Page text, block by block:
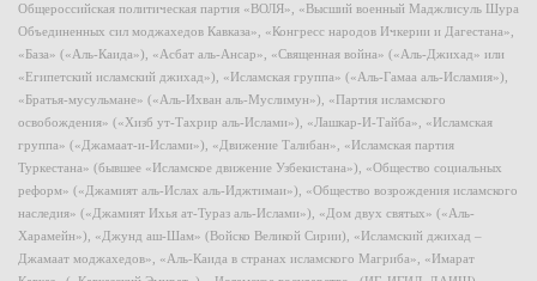
Общероссийская политическая партия «ВОЛЯ», «Высший военный Маджлисуль Шура
Объединенных сил моджахедов Кавказа», «Конгресс народов Ичкерии и Дагестана»,
«База» («Аль-Каида»), «Асбат аль-Ансар», «Священная война» («Аль-Джихад» или
«Египетский исламский джихад»), «Исламская группа» («Аль-Гамаа аль-Исламия»),
«Братья-мусульмане» («Аль-Ихван аль-Муслимун»), «Партия исламского
освобождения» («Хизб ут-Тахрир аль-Ислами»), «Лашкар-И-Тайба», «Исламская
группа» («Джамаат-и-Ислами»), «Движение Талибан», «Исламская партия
Туркестана» (бывшее «Исламское движение Узбекистана»), «Общество социальных
реформ» («Джамият аль-Ислах аль-Иджтимаи»), «Общество возрождения исламского
наследия» («Джамият Ихья ат-Тураз аль-Ислами»), «Дом двух святых» («Аль-
Харамейн»), «Джунд аш-Шам» (Войско Великой Сирии), «Исламский джихад –
Джамаат моджахедов», «Аль-Каида в странах исламского Магриба», «Имарат